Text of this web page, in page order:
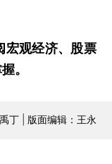
宏观经济、股票
。
丁 | 版面编辑：王永